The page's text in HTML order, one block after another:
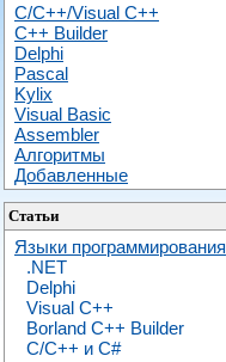
C/C++/Visual C++
С++ Builder
Delphi
Pascal
Kylix
Visual Basic
Assembler
Алгоритмы
Добавленные
Статьи
Языки программирования
.NET
Delphi
Visual C++
Borland C++ Builder
C/С++ и C#